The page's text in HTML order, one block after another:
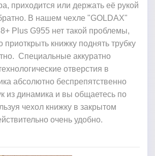
приходится или держать её рукой
В нашем чехле "GOLDAX"
Plus G955 нет такой проблемы,
приоткрыть книжку поднять трубку
Специальные аккуратно
отверстия в
абсолютно беспрепятственно
из динамика и вы общаетесь по
чехол книжку в закрытом
очень удобно.